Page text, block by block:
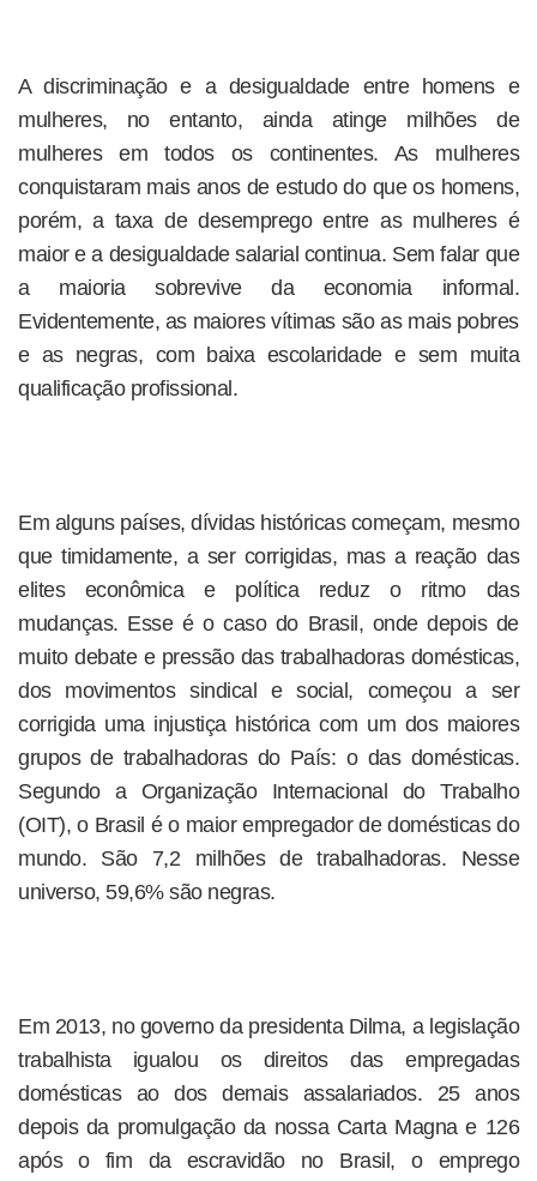
A discriminação e a desigualdade entre homens e
mulheres, no entanto, ainda atinge milhões de
mulheres em todos os continentes. As mulheres
conquistaram mais anos de estudo do que os homens,
porém, a taxa de desemprego entre as mulheres é
maior e a desigualdade salarial continua. Sem falar que
a maioria sobrevive da economia informal.
Evidentemente, as maiores vítimas são as mais pobres
e as negras, com baixa escolaridade e sem muita
qualificação profissional.
Em alguns países, dívidas históricas começam, mesmo
que timidamente, a ser corrigidas, mas a reação das
elites econômica e política reduz o ritmo das
mudanças. Esse é o caso do Brasil, onde depois de
muito debate e pressão das trabalhadoras domésticas,
dos movimentos sindical e social, começou a ser
corrigida uma injustiça histórica com um dos maiores
grupos de trabalhadoras do País: o das domésticas.
Segundo a Organização Internacional do Trabalho
(OIT), o Brasil é o maior empregador de domésticas do
mundo. São 7,2 milhões de trabalhadoras. Nesse
universo, 59,6% são negras.
Em 2013, no governo da presidenta Dilma, a legislação
trabalhista igualou os direitos das empregadas
domésticas ao dos demais assalariados. 25 anos
depois da promulgação da nossa Carta Magna e 126
após o fim da escravidão no Brasil, o emprego